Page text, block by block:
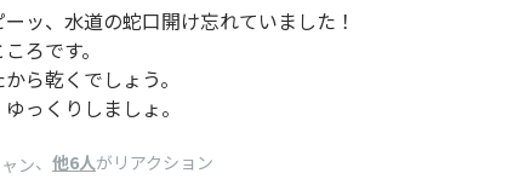
ッ、水道の蛇口開け忘れていました！
ろです。
ら乾くでしょう。
っくりしましょ。
ン、 他6人がリアクション